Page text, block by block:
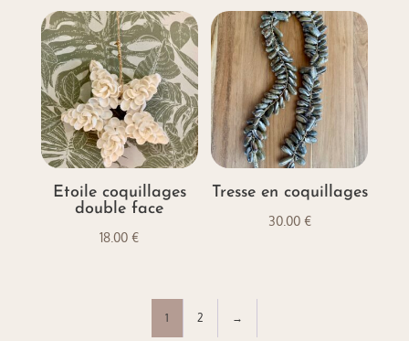
Etoile coquillages
double face
18.00€
Tresse en coquillages
30.00 €
1 2 →